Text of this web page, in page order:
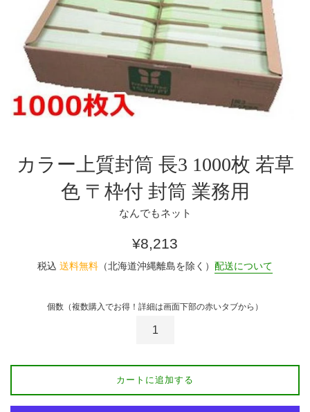
カラー上質封筒 長3 1000枚 若草
色 〒枠付 封筒 業務用
なんでもネット
通
価
¥8,213
税込 送料無料 （北海道沖縄離島を除く） 配送について
個数（複数購入でお得！詳細は画面下部の赤いタブから）
カートに追加する